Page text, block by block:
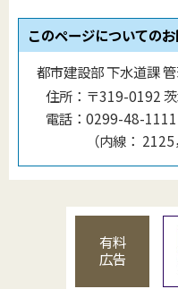
このページについての
都市建設部 下水道課
住所： 〒319-0192
電話： 0299-48-1111
（内線 ： 2125
有料
広告